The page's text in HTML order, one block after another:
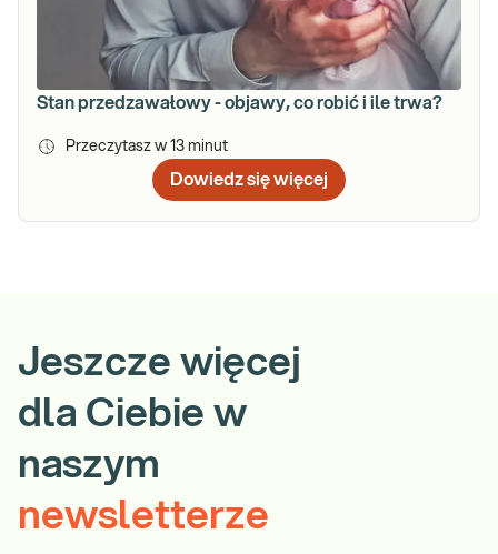
Stan przedzawałowy - objawy, co robić i ile trwa?
Przeczytasz w 13 minut
Dowiedz się więcej
Jeszcze więcej
dla Ciebie w
naszym
newsletterze